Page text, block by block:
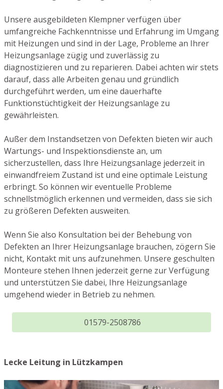
Unsere ausgebildeten Klempner verfügen über
umfangreiche Fachkenntnisse und Erfahrung im Umgang
mit Heizungen und sind in der Lage, Probleme an Ihrer
Heizungsanlage zügig und zuverlässig zu
diagnostizieren und zu reparieren. Dabei achten wir stets
darauf, dass alle Arbeiten genau und gründlich
durchgeführt werden, um eine dauerhafte
Funktionstüchtigkeit der Heizungsanlage zu
gewährleisten.
Außer dem Instandsetzen von Defekten bieten wir auch
Wartungs- und Inspektionsdienste an, um
sicherzustellen, dass Ihre Heizungsanlage jederzeit in
einwandfreiem Zustand ist und eine optimale Leistung
erbringt. So können wir eventuelle Probleme
schnellstmöglich erkennen und vermeiden, dass sie sich
zu größeren Defekten ausweiten.
Wenn Sie also Konsultation bei der Behebung von
Defekten an Ihrer Heizungsanlage brauchen, zögern Sie
nicht, Kontakt mit uns aufzunehmen. Unsere geschulten
Monteure stehen Ihnen jederzeit gerne zur Verfügung
und unterstützen Sie dabei, Ihre Heizungsanlage
umgehend wieder in Betrieb zu nehmen.
01579-2508786
Lecke Leitung in Lützkampen